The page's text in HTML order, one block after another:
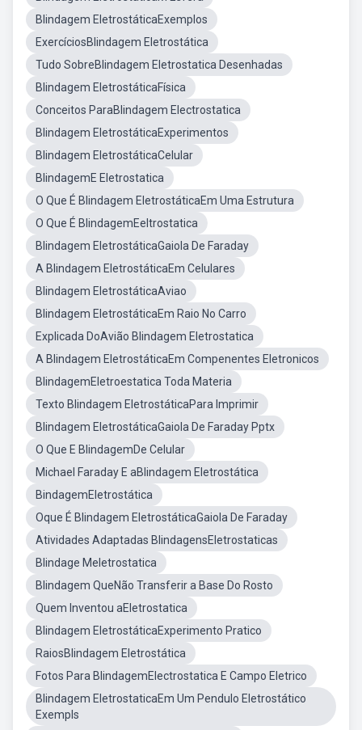
Blindagem EletrostáticaExemplos
ExercíciosBlindagem Eletrostática
Tudo SobreBlindagem Eletrostatica Desenhadas
Blindagem EletrostáticaFísica
Conceitos ParaBlindagem Electrostatica
Blindagem EletrostáticaExperimentos
Blindagem EletrostáticaCelular
BlindagemE Eletrostatica
O Que É Blindagem EletrostáticaEm Uma Estrutura
O Que É BlindagemEeltrostatica
Blindagem EletrostáticaGaiola De Faraday
A Blindagem EletrostáticaEm Celulares
Blindagem EletrostáticaAviao
Blindagem EletrostáticaEm Raio No Carro
Explicada DoAvião Blindagem Eletrostatica
A Blindagem EletrostáticaEm Compenentes Eletronicos
BlindagemEletroestatica Toda Materia
Texto Blindagem EletrostáticaPara Imprimir
Blindagem EletrostáticaGaiola De Faraday Pptx
O Que E BlindagemDe Celular
Michael Faraday E aBlindagem Eletrostática
BindagemEletrostática
Oque É Blindagem EletrostáticaGaiola De Faraday
Atividades Adaptadas BlindagensEletrostaticas
Blindage Meletrostatica
Blindagem QueNão Transferir a Base Do Rosto
Quem Inventou aEletrostatica
Blindagem EletrostáticaExperimento Pratico
RaiosBlindagem Eletrostática
Fotos Para BlindagemElectrostatica E Campo Eletrico
Blindagem EletrostaticaEm Um Pendulo Eletrostático
Exempls